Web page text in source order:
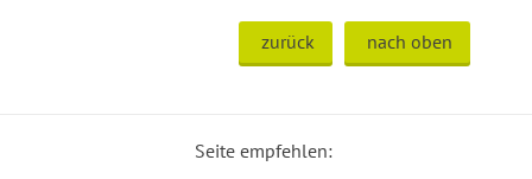
zurück nach oben
Seite empfehlen: